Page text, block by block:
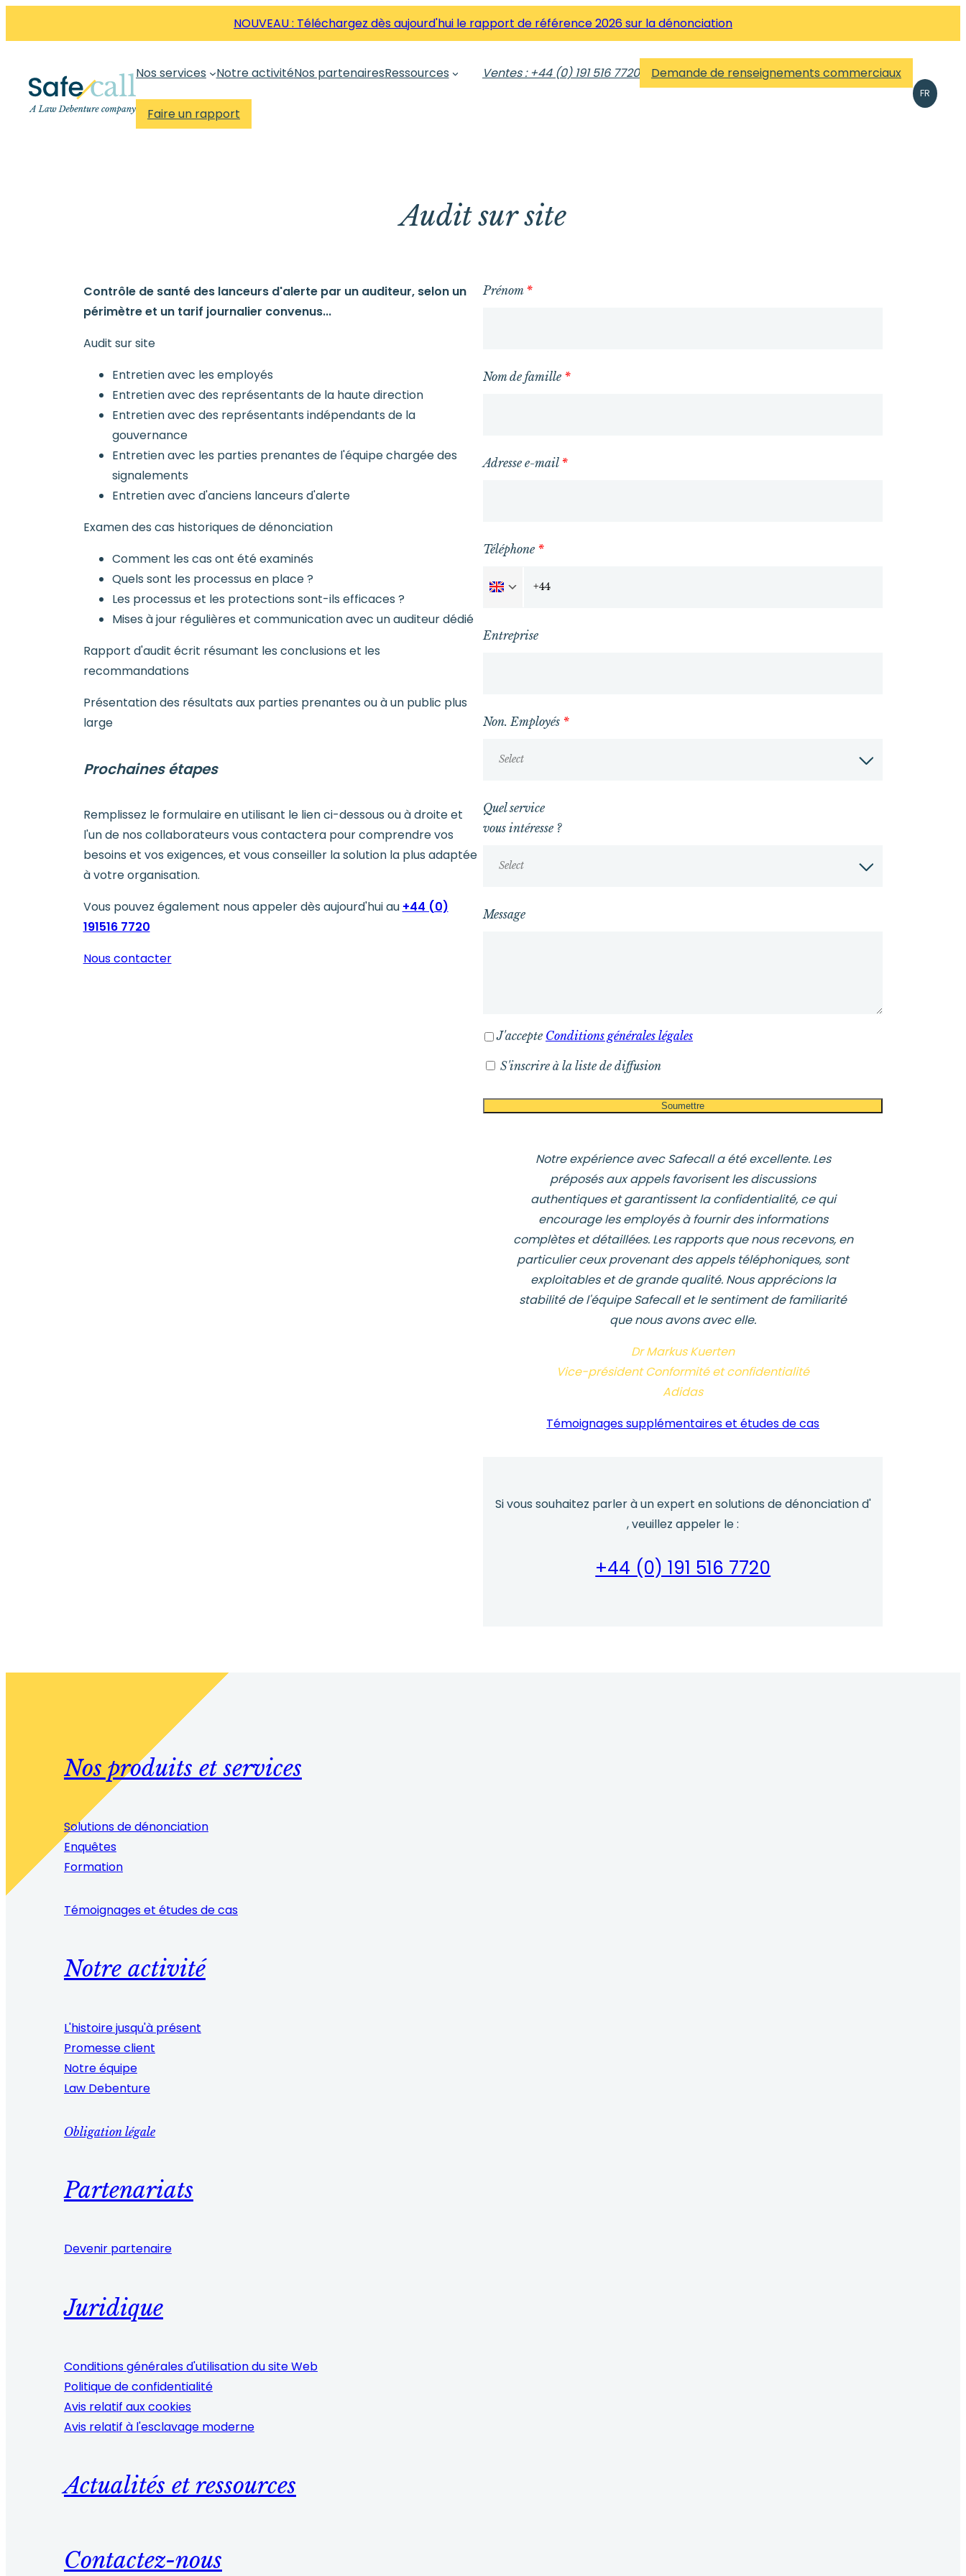
contenu
NOUVEAU : Téléchargez dès aujourd'hui le rapport de référence 2026 sur la dénonciation
Nos services Notre activitéNos partenairesRessources Ventes : +44 (0) 191 516 7720 Demande de renseignements commerciaux
Faire un rapport
FR
Audit sur site
Contrôle de santé des lanceurs d'alerte par un auditeur, selon un
périmètre et un tarif journalier convenus...
Audit sur site
Entretien avec les employés
Entretien avec des représentants de la haute direction
Entretien avec des représentants indépendants de la
gouvernance
Entretien avec les parties prenantes de l'équipe chargée des
signalements
Entretien avec d'anciens lanceurs d'alerte
Examen des cas historiques de dénonciation
Comment les cas ont été examinés
Quels sont les processus en place ?
Les processus et les protections sont-ils efficaces ?
Mises à jour régulières et communication avec un auditeur dédié
Rapport d'audit écrit résumant les conclusions et les
recommandations
Présentation des résultats aux parties prenantes ou à un public plus
large
Prochaines étapes
Remplissez le formulaire en utilisant le lien ci-dessous ou à droite et
l'un de nos collaborateurs vous contactera pour comprendre vos
besoins et vos exigences, et vous conseiller la solution la plus adaptée
à votre organisation.
Vous pouvez également nous appeler dès aujourd'hui au +44 (0)
191516 7720
Nous contacter
Prénom *
Nom de famille *
Adresse e-mail *
Téléphone *
Entreprise
Non. Employés *
Select
Quel service
vous intéresse ?
Select
Message
J'accepte Conditions générales légales
S'inscrire à la liste de diffusion
Notre expérience avec Safecall a été excellente. Les
préposés aux appels favorisent les discussions
authentiques et garantissent la confidentialité, ce qui
encourage les employés à fournir des informations
complètes et détaillées. Les rapports que nous recevons, en
particulier ceux provenant des appels téléphoniques, sont
exploitables et de grande qualité. Nous apprécions la
stabilité de l'équipe Safecall et le sentiment de familiarité
que nous avons avec elle.
Dr Markus Kuerten
Vice-président Conformité et confidentialité
Adidas
Témoignages supplémentaires et études de cas
Si vous souhaitez parler à un expert en solutions de dénonciation d'
, veuillez appeler le :
+44 (0) 191 516 7720
Nos produits et services
Solutions de dénonciation
Enquêtes
Formation
Témoignages et études de cas
Notre activité
L'histoire jusqu'à présent
Promesse client
Notre équipe
Law Debenture
Obligation légale
Partenariats
Devenir partenaire
Juridique
Conditions générales d'utilisation du site Web
Politique de confidentialité
Avis relatif aux cookies
Avis relatif à l'esclavage moderne
Actualités et ressources
Contactez-nous